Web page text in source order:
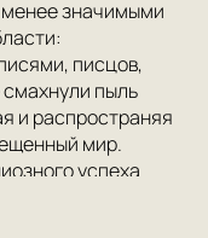
менее значимыми
писцов,
смахнули пыль
и распространяя
мир.
успеха
книга